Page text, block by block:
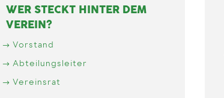
WER STECKT HINTER DEM
VEREIN?
Vorstand
Abteilungsleiter
Vereinsrat